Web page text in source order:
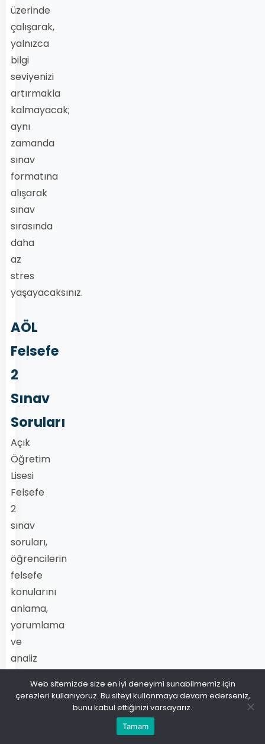
üzerinde
çalışarak,
yalnızca
bilgi
seviyenizi
artırmakla
kalmayacak;
aynı
zamanda
sınav
formatına
alışarak
sınav
sırasında
daha
az
stres
yaşayacaksınız.
AÖL
Felsefe
2
Sınav
Soruları
Açık
Öğretim
Lisesi
Felsefe
2
sınav
soruları,
öğrencilerin
felsefe
konularını
anlama,
yorumlama
ve
analiz
yeteneklerini
Web sitemizde size en iyi deneyimi sunabilmemiz için
çerezleri kullanıyoruz. Bu siteyi kullanmaya devam ederseniz,
bunu kabul ettiğinizi varsayarız.
Tamam